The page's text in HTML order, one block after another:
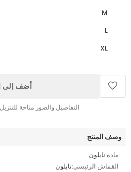
M
L
XL
أضف إلى
التفاصيل والصور متاحة
وصف المنتج
مادة:نايلون
القماش الرئيسي:نايلون